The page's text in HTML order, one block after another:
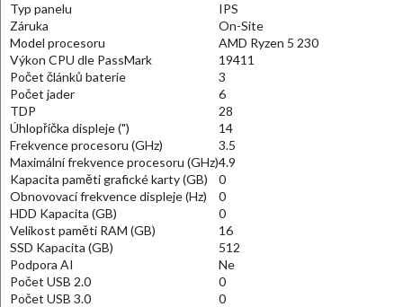
Typ panelu
IPS
Záruka
On-Site
Model procesoru
AMD Ryzen 5 230
Výkon CPU dle PassMark
19411
Počet článků baterie
3
Počet jader
6
TDP
28
Úhlopříčka displeje (")
14
Frekvence procesoru (GHz)
3.5
Maximální frekvence procesoru (GHz)4.9
Kapacita paměti grafické karty (GB)
0
Obnovovací frekvence displeje (Hz)
0
HDD Kapacita (GB)
0
Velikost paměti RAM (GB)
16
SSD Kapacita (GB)
512
Podpora AI
Ne
Počet USB 2.0
0
Počet USB 3.0
0